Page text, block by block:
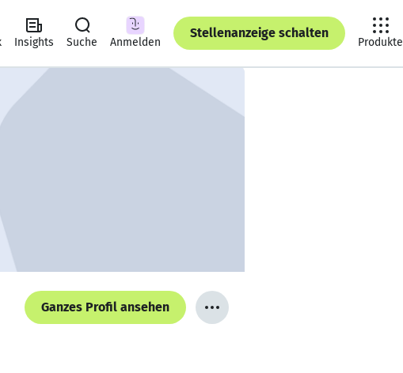
Insights Suche Anmelden
Stellenanzeige schalten
Produkte
Ganzes Profil ansehen